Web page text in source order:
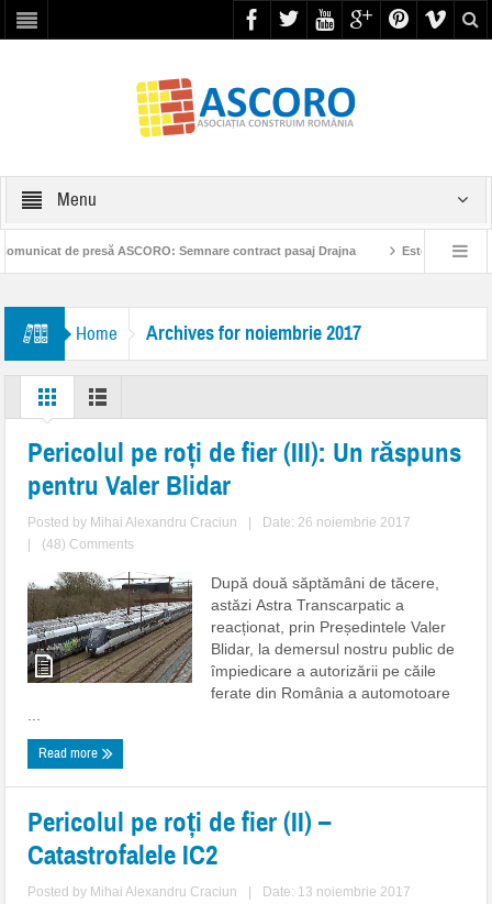
Menu
de presă ASCORO: Semnare contract pasaj Drajna Este timpul ca
Home Archives for noiembrie 2017
Pericolul pe roți de fier (III): Un răspuns
pentru Valer Blidar
Posted by Mihai Alexandru Craciun
Date: 26 noiembrie 2017
(48) Comments
După două săptămâni de tăcere,
astăzi Astra Transcarpatic a
reacționat, prin Președintele Valer
Blidar, la demersul nostru public de
împiedicare a autorizării pe căile
ferate din România a automotoare
Read more
Pericolul pe roți de fier (II) –
Catastrofalele IC2
Posted by Mihai Alexandru Craciun
Date: 13 noiembrie 2017